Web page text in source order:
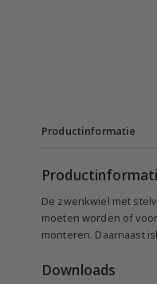
Productinformatie
De zwenkwiel met
moeten worden of
monteren. Daarnaast
Downloads